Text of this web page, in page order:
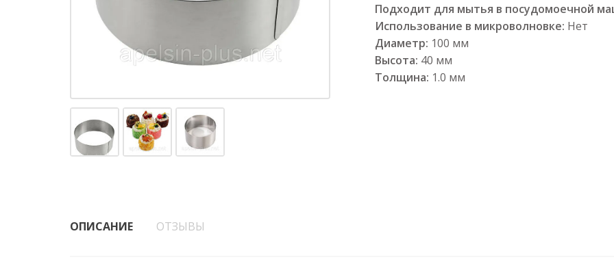
Подходит для мытья в посудомоечной
Использование в микроволновке: Нет
Диаметр: 100 мм
Высота: 40 мм
Толщина: 1.0 мм
ОПИСАНИЕ ОТЗЫВЫ